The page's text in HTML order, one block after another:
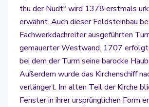
thu der Nudt" wird 1378 erstmals
erwähnt. Auch dieser Feldsteinbau
Fachwerkdachreiter ausgeführten
gemauerter Westwand. 1707
bei dem der Turm seine barocke
Außerdem wurde das Kirchenschiff
verlängert. Im alten Teil der Kirche
Fenster in ihrer ursprünglichen Form